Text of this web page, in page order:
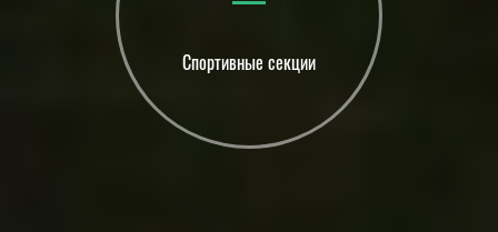
Спортивные секции